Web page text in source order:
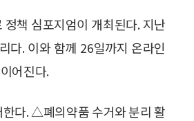
책 심포지엄이 개최된다. 지난
다. 이와 함께 26일까지 온라인
어진다.
다. △폐의약품 수거와 분리 활